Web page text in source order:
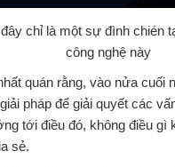
chỉ là một sự đình chién
công nghệ này
quán rằng, vào nửa cuối
pháp để giải quyết các
tới điều đó, không điều gì
sẻ.